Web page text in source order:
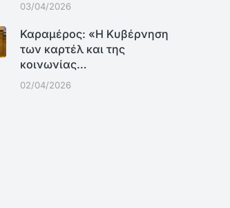
03/04/2026
Καραμέρος: «Η Κυβέρνηση
των καρτέλ και της
κοινωνίας…
02/04/2026